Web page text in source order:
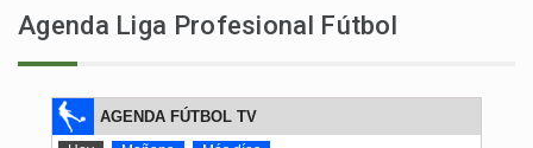
Agenda Liga Profesional Fútbol